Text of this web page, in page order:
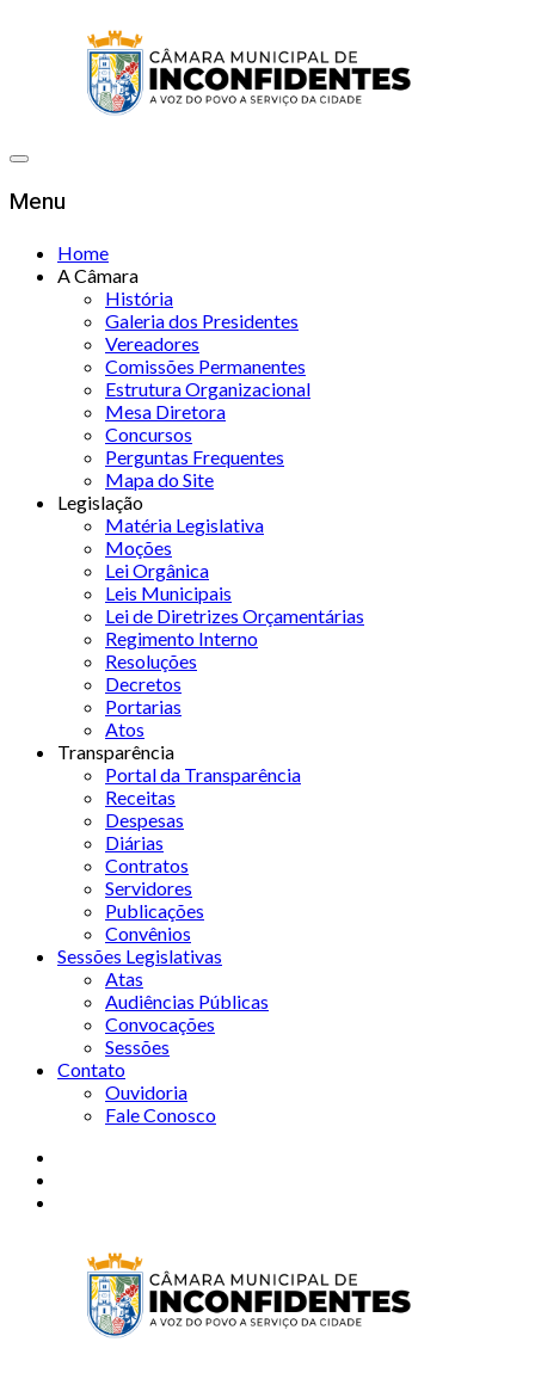
Menu
Home
A Câmara
História
Galeria dos Presidentes
Vereadores
Comissões Permanentes
Estrutura Organizacional
Mesa Diretora
Concursos
Perguntas Frequentes
Mapa do Site
Legislação
Matéria Legislativa
Moções
Lei Orgânica
Leis Municipais
Lei de Diretrizes Orçamentárias
Regimento Interno
Resoluções
Decretos
Portarias
Atos
Transparência
Portal da Transparência
Receitas
Despesas
Diárias
Contratos
Servidores
Publicações
Convênios
Sessões Legislativas
Atas
Audiências Públicas
Convocações
Sessões
Contato
Ouvidoria
Fale Conosco